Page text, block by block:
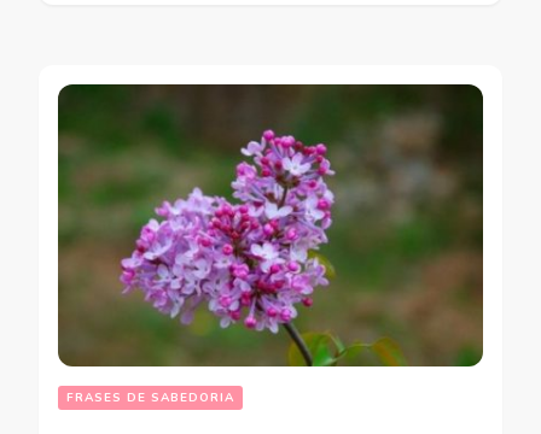
FRASES DE SABEDORIA